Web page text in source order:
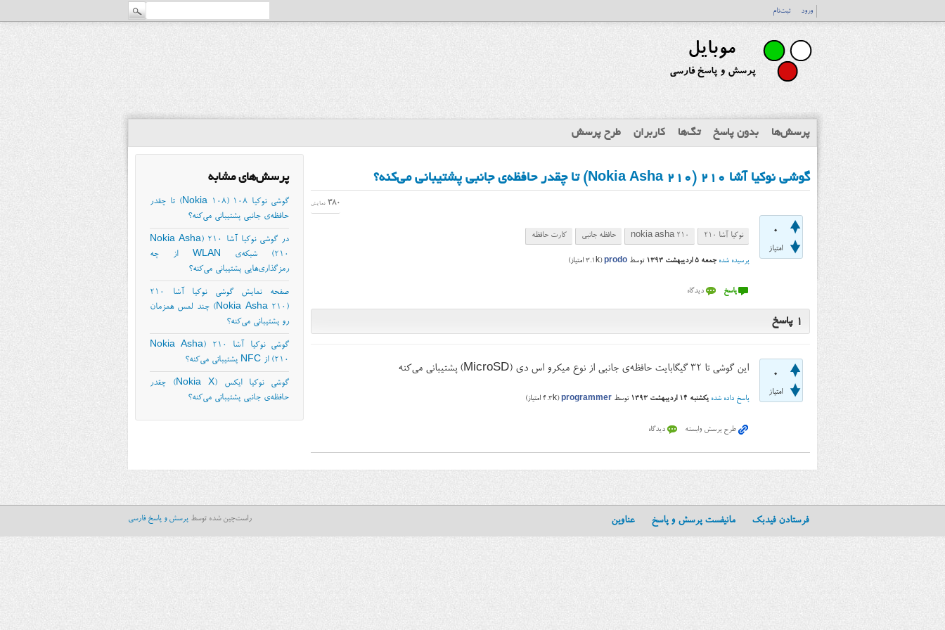
ورود ثبت‌نام
پرسش‌ها بدون پاسخ تگ‌ها کاربران طرح پرسش
پرسش‌های مشابه
گوشی نوکیا 108 (Nokia 108) تا چقدر
حافظه‌ی جانبی پشتیبانی می‌کنه؟
در گوشی نوکیا آشا ۲۱۰ (Nokia Asha
210) شبکه‌ی WLAN از چه
رمزگذاری‌هایی پشتیبانی می‌کنه؟
صفحه نمایش گوشی نوکیا آشا ۲۱۰
(Nokia Asha 210) چند لمس همزمان
رو پشتیبانی می‌کنه؟
گوشی نوکیا آشا ۲۱۰ (Nokia Asha
210) از NFC پشتیبانی می‌کنه؟
گوشی نوکیا ایکس (Nokia X) چقدر
حافظه‌ی جانبی پشتیبانی می‌کنه؟
گوشی نوکیا آشا ۲۱۰ (Nokia Asha 210) تا چقدر حافظه‌ی جانبی پشتیبانی می‌کنه؟
0
امتیاز
380 نمایش
نوکیا آشا ۲۱۰ nokia asha 210 حافظه جانبی کارت حافظه
پرسیده شده جمعه ۵ اردیبهشت ۱۳۹۳ توسط prodo
(
3.1k امتیاز)
1 پاسخ
0
امتیاز
این گوشی تا ۳۲ گیگابایت حافظه‌ی جانبی از نوع میکرو اس دی (MicroSD) پشتیبانی می‌کنه
پاسخ داده شده یکشنبه ۱۴ اردیبهشت ۱۳۹۳ توسط programmer
(
4.3k امتیاز)
فرستادن فیدبک مانیفست پرسش و پاسخ عناوین راست‌چین شده توسط پرسش و پاسخ فارسی